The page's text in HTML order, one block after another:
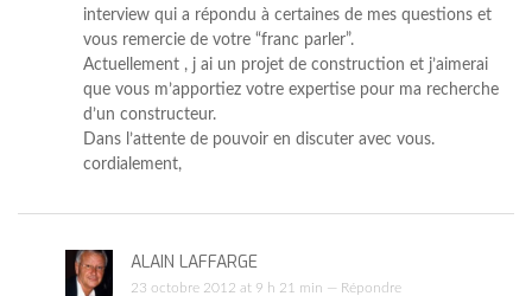
interview qui a répondu à certaines de mes questions et
vous remercie de votre “franc parler”.
Actuellement , j ai un projet de construction et j’aimerai
que vous m’apportiez votre expertise pour ma recherche
d’un constructeur.
Dans l’attente de pouvoir en discuter avec vous.
cordialement,
ALAIN LAFFARGE
23 octobre 2012 at 9 h 21 min — Répondre